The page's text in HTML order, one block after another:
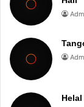
Helal